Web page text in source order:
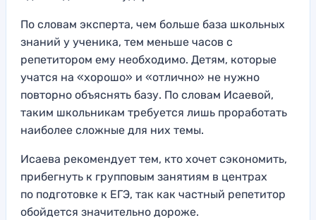
По словам эксперта, чем больше база школьных
знаний у ученика, тем меньше часов с
репетитором ему необходимо. Детям, которые
учатся на «хорошо» и «отлично» не нужно
повторно объяснять базу. По словам Исаевой,
таким школьникам требуется лишь проработать
наиболее сложные для них темы.
Исаева рекомендует тем, кто хочет сэкономить,
прибегнуть к групповым занятиям в центрах
по подготовке к ЕГЭ, так как частный репетитор
обойдется значительно дороже.